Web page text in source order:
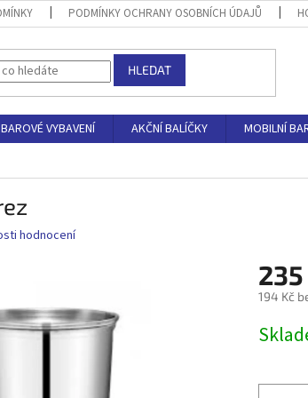
PODMÍNKY OCHRANY OSOBNÍCH ÚDAJŮ
HLEDAT
BAROVÉ VYBAVENÍ AKČNÍ BALÍČKY MOBILNÍ
hodnocení
235
194 Kč
cena: